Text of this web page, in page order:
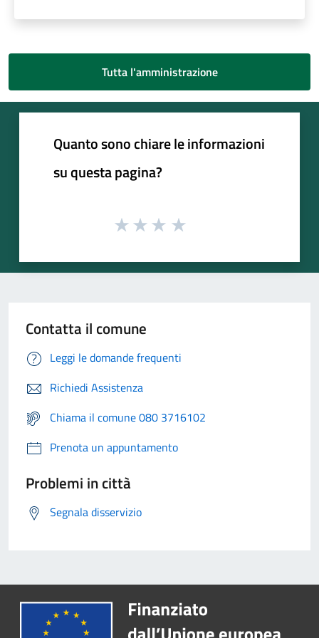
Tutta l'amministrazione
Quanto sono chiare le informazioni
su questa pagina?
Contatta il comune
Leggi le domande frequenti
Richiedi Assistenza
Chiama il comune 080 3716102
Prenota un appuntamento
Problemi in città
Segnala disservizio